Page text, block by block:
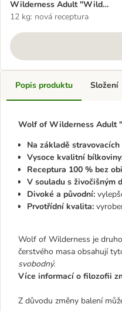
Wilderness Adult "Wild
Hills" kachní - bez obilovin
12 kg: nová receptura
Popis produktu
Wolf of Wilderness Adult
Na základě
Vysoce kvalitní
Receptura 100 % bez
V souladu s živočišným
Divoké a původní:
Prvotřídní kvalita:
Wolf of Wilderness je
čerstvého masa obsahují
svobodný.
Více informací o filozofii
Z důvodu změny balení
Složení